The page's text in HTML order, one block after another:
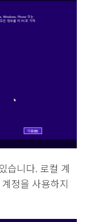
습니다. 로컬 계
정을 사용하지